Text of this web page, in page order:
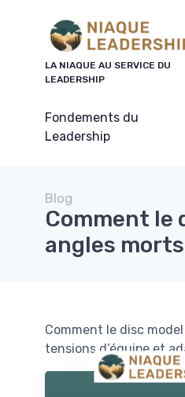
LA NIAQUE AU SERVICE DU
LEADERSHIP
Fondements du
Leadership
Blog
Comment le
angles
Comment le disc
tensions d’équipe et